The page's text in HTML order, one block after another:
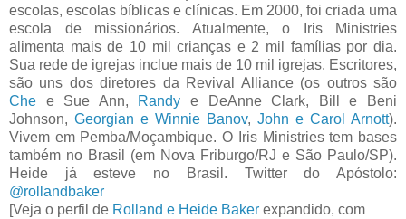
escolas, escolas bíblicas e clínicas. Em 2000, foi criada uma
escola de missionários. Atualmente, o Iris Ministries
alimenta mais de 10 mil crianças e 2 mil famílias por dia.
Sua rede de igrejas inclue mais de 10 mil igrejas. Escritores,
são uns dos diretores da Revival Alliance (os outros são
Che e Sue Ann, Randy e DeAnne Clark, Bill e Beni
Johnson, Georgian e Winnie Banov, John e Carol Arnott).
Vivem em Pemba/Moçambique. O Iris Ministries tem bases
também no Brasil (em Nova Friburgo/RJ e São Paulo/SP).
Heide já esteve no Brasil. Twitter do Apóstolo:
@rollandbaker
[Veja o perfil de Rolland e Heide Baker expandido, com